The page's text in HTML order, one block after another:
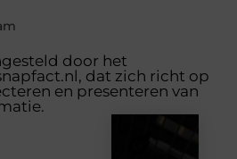
door het
dat zich richt op
en presenteren van